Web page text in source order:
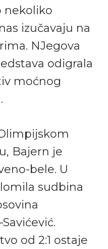
nekoliko
izučavaju na
NJegova
odigrala
moćnog
Bajern je
bele. U
sudbina
od 2:1 ostaje